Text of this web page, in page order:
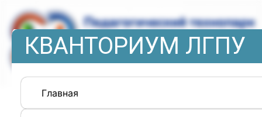
КВАНТОРИУМ ЛГПУ
Главная